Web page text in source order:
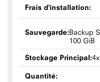
Frais d'installation:
Sauvegarde:Backup
100 GiB
Stockage Principal:
Quantité: